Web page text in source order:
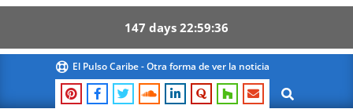
147 days 22 59 35
content
El Pulso Caribe - Otra forma de ver la noticia
Search